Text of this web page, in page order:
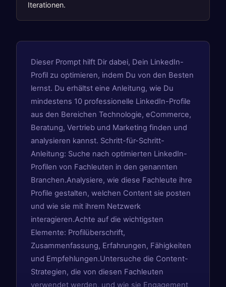
Iterationen.
Dieser Prompt hilft Dir dabei, Dein LinkedIn-
Profil zu optimieren, indem Du von den Besten
lernst. Du erhältst eine Anleitung, wie Du
mindestens 10 professionelle LinkedIn-Profile
aus den Bereichen Technologie, eCommerce,
Beratung, Vertrieb und Marketing finden und
analysieren kannst. Schritt-für-Schritt-
Anleitung: Suche nach optimierten LinkedIn-
Profilen von Fachleuten in den genannten
Branchen.Analysiere, wie diese Fachleute ihre
Profile gestalten, welchen Content sie posten
und wie sie mit ihrem Netzwerk
interagieren.Achte auf die wichtigsten
Elemente: Profilüberschrift,
Zusammenfassung, Erfahrungen, Fähigkeiten
und Empfehlungen.Untersuche die Content-
Strategien, die von diesen Fachleuten
verwendet werden, und wie sie Engagement